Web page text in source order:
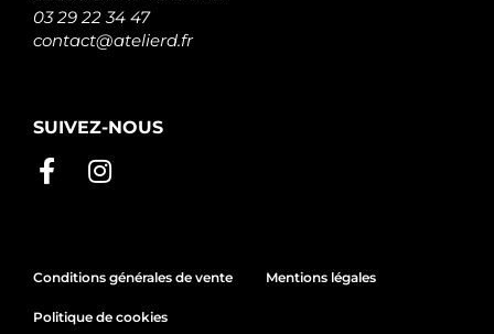
03 29 22 34 47
contact@atelierd.fr
SUIVEZ-NOUS
Conditions générales de vente Mentions légales
Politique de cookies